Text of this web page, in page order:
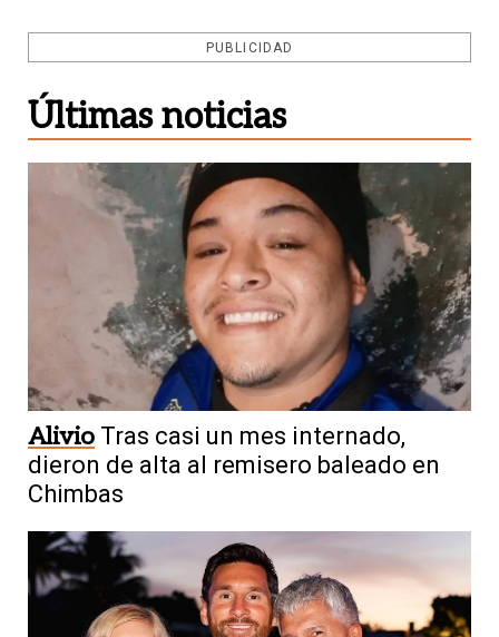
PUBLICIDAD
Últimas noticias
Alivio Tras casi un mes internado,
dieron de alta al remisero baleado en
Chimbas